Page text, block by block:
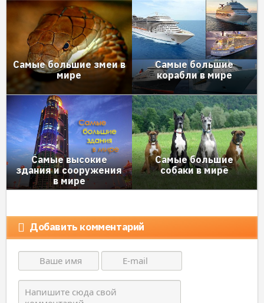
Cамые большие змеи в
мире
Самые большие
корабли в мире
Самые высокие
здания и сооружения
в мире
Самые большие
собаки в мире
Добавить комментарий